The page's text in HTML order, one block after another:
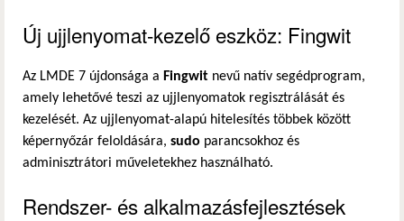
Új ujjlenyomat-kezelő eszköz: Fingwit
Az LMDE 7 újdonsága a Fingwit nevű natív segédprogram,
amely lehetővé teszi az ujjlenyomatok regisztrálását és
kezelését. Az ujjlenyomat-alapú hitelesítés többek között
képernyőzár feloldására, sudo parancsokhoz és
adminisztrátori műveletekhez használható.
Rendszer- és alkalmazásfejlesztések